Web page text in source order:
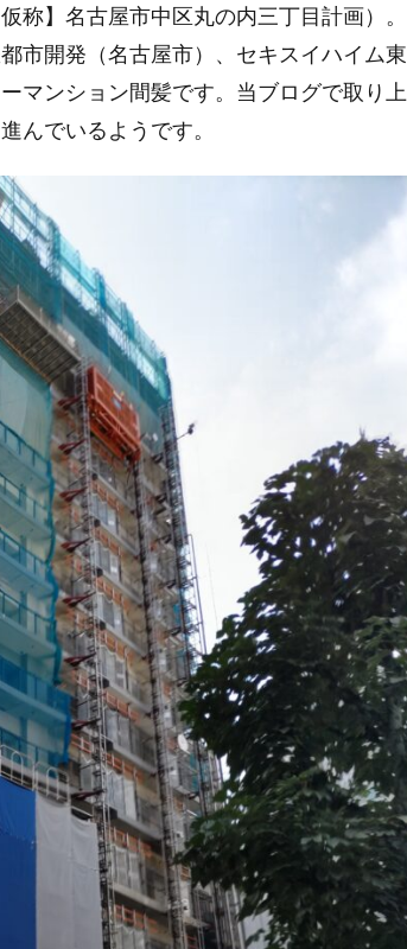
称】名古屋市中区丸の内三丁目計画）。
市開発（名古屋市）、セキスイハイム東
マンション間髪です。当ブログで取り上
んでいるようです。